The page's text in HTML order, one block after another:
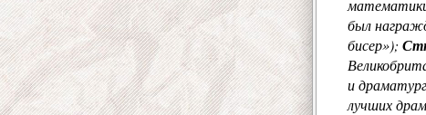
был
бисер»);
и
лучших